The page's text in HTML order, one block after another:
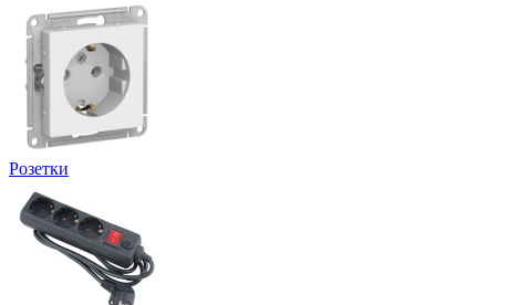
Розетки